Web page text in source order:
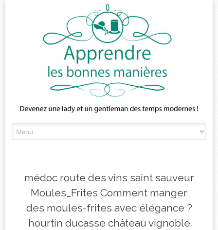
to
médoc route des vins saint sauveur
Moules_Frites Comment manger
des moules-frites avec élégance ?
hourtin ducasse château vignoble